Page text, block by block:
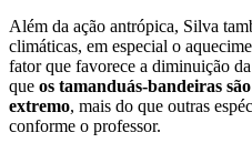
Além da ação antrópica, Silva
climáticas, em especial o
fator que favorece a diminuição
que os tamanduás-bandeiras
extremo, mais do que outras
conforme o professor.